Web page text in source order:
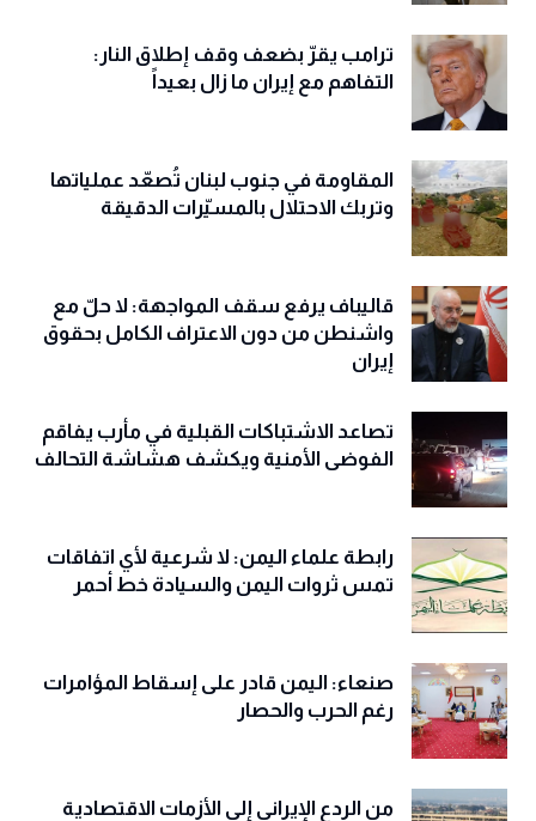
ترامب يقرّ بضعف وقف إطلاق النار:
التفاهم مع إيران ما زال بعيداً
المقاومة في جنوب لبنان تُصعّد عملياتها
وتربك الاحتلال بالمسيّرات الدقيقة
قاليباف يرفع سقف المواجهة: لا حلّ مع
واشنطن من دون الاعتراف الكامل بحقوق
إيران
تصاعد الاشتباكات القبلية في مأرب يفاقم
الفوضى الأمنية ويكشف هشاشة التحالف
رابطة علماء اليمن: لا شرعية لأي اتفاقات
تمس ثروات اليمن والسيادة خط أحمر
صنعاء: اليمن قادر على إسقاط المؤامرات
رغم الحرب والحصار
من الردع الإيراني إلى الأزمات الاقتصادية